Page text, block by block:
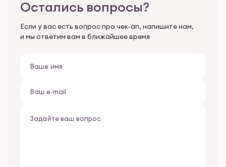
Остались вопросы?
Если у вас есть вопрос про чек-ап, напишите нам,
и мы ответим вам в ближайшее время